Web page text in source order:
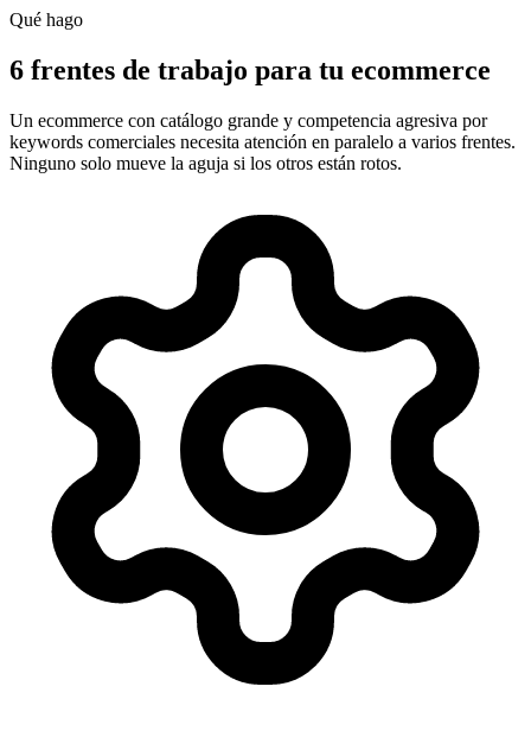
Qué hago
6 frentes de trabajo para tu ecommerce
Un ecommerce con catálogo grande y competencia agresiva por
keywords comerciales necesita atención en paralelo a varios frentes.
Ninguno solo mueve la aguja si los otros están rotos.